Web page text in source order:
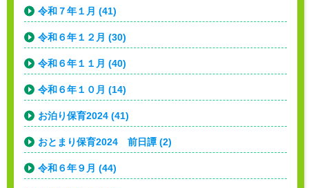
令和７年１月 (41)
令和６年１２月 (30)
令和６年１１月 (40)
令和６年１０月 (14)
お泊り保育2024 (41)
おとまり保育2024 前日譚 (2)
令和６年９月 (44)